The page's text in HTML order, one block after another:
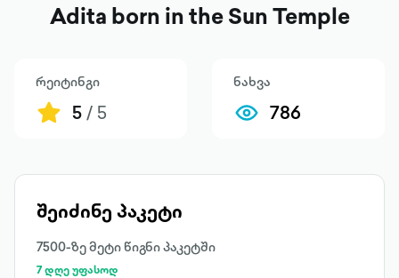
Adita born in the Sun Temple
რეიტინგი
5/ 5
ნახვა
786
შეიძინე პაკეტი
7500-ზე მეტი წიგნი პაკეტში
7 დღე უფასოდ